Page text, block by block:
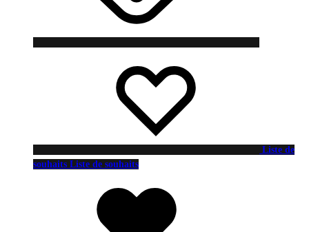
Liste de
souhaits Liste de souhaits